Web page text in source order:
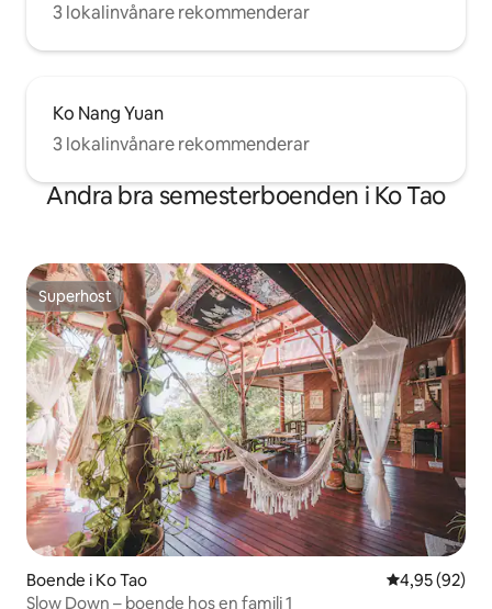
3 lokalinvånare rekommenderar
Ko Nang Yuan
3 lokalinvånare rekommenderar
Andra bra semesterboenden i Ko Tao
Superhost
Superhost
Boende i Ko Tao 4,95 av 5 i
4,95 (92)
Slow Down – boende hos en familj 1